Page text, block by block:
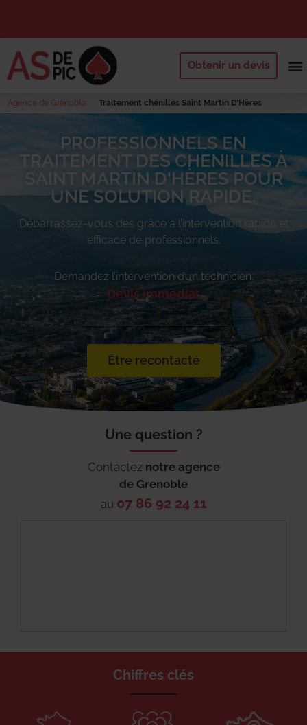
Obtenir un devis
Agence de Grenoble Traitement chenilles Saint Martin D’Hères
PROFESSIONNELS EN
TRAITEMENT DES CHENILLES À
SAINT MARTIN D'HÈRES POUR
UNE SOLUTION RAPIDE.
Débarrassez-vous des grâce à l’intervention rapide et
efficace de professionnels.
Demandez l’intervention d’un technicien.
Devis immédiat
Être recontacté
Une question ?
Contactez notre agence
de Grenoble
au 07 86 92 24 11
Chiffres clés